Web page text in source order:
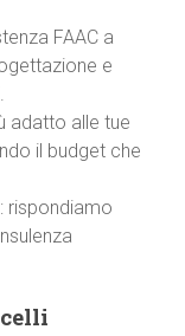
FAAC a
e
adatto alle tue
il budget che
: rispondiamo